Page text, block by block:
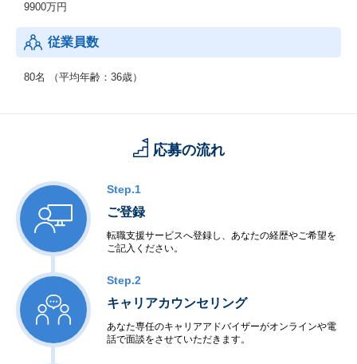
太陽光発電システムの販売・設置・メンテナンス、発電事業や運
営管理を展開。
9900万円
従業員数
80名 （平均年齢：36歳）
応募の流れ
Step.1
ご登録
転職支援サービスへ登録し、あなたの経歴やご希望を
ご記入ください。
Step.2
キャリアカウンセリング
あなた専任のキャリアアドバイザーがオンラインや電
話で面談をさせていただきます。